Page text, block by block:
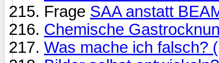
Frage SAA anstatt
Chemische
Was mache ich falsch?